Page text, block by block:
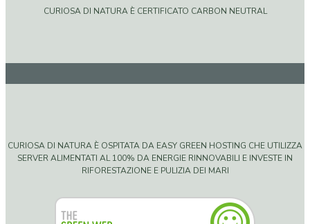
CURIOSA DI NATURA È CERTIFICATO CARBON NEUTRAL
CURIOSA DI NATURA È OSPITATA DA EASY GREEN HOSTING CHE UTILIZZA
SERVER ALIMENTATI AL 100% DA ENERGIE RINNOVABILI E INVESTE IN
RIFORESTAZIONE E PULIZIA DEI MARI